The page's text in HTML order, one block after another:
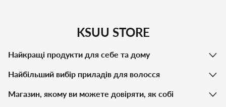
KSUU STORE
Найкращі продукти для себе та дому
Найбільший вибір приладів для волосся
Магазин, якому ви можете довіряти, як собі